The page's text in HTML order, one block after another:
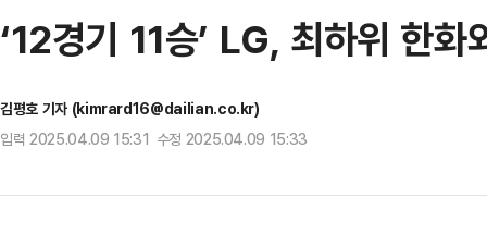
‘12경기 11승’ LG, 최하위 한
김평호 기자 (kimrard16@dailian.co.kr)
입력 2025.04.09 15:31 수정 2025.04.09 15:33